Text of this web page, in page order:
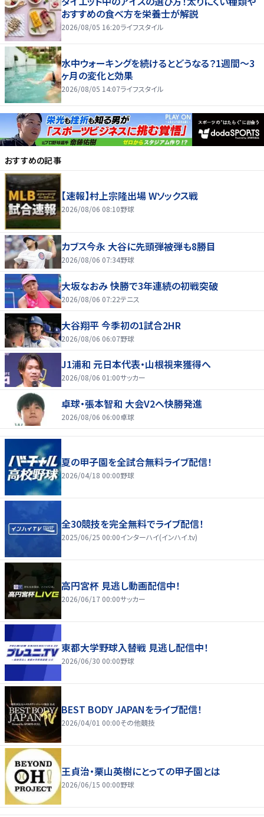
おすすめの食べ方を栄養士が解説
2026/08/05 16:20ライフスタイル
水中ウォーキングを続けるとどうなる？1週間～3
ヶ月の変化と効果
2026/08/05 14:07ライフスタイル
おすすめの記事
【速報】村上宗隆出場 Wソックス戦
2026/08/06 08:10野球
カブス今永 大谷に先頭弾被弾も8勝目
2026/08/06 07:34野球
大坂なおみ 快勝で3年連続の初戦突破
2026/08/06 07:22テニス
大谷翔平 今季初の1試合2HR
2026/08/06 06:07野球
J1浦和 元日本代表・山根視来獲得へ
2026/08/06 01:00サッカー
卓球・張本智和 大会V2へ快勝発進
2026/08/06 06:00卓球
夏の甲子園を全試合無料ライブ配信！
2026/04/18 00:00野球
全30競技を完全無料でライブ配信！
2025/06/25 00:00インターハイ(インハイ.tv)
高円宮杯 見逃し動画配信中！
2026/06/17 00:00サッカー
東都大学野球入替戦 見逃し配信中！
2026/06/30 00:00野球
BEST BODY JAPANをライブ配信！
2026/04/01 00:00その他競技
王貞治・栗山英樹にとっての甲子園とは
2026/06/15 00:00野球